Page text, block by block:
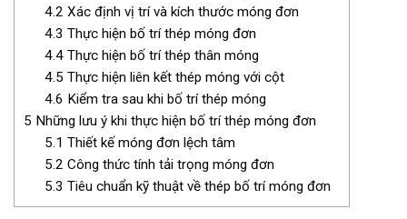
4.2 Xác định vị trí và kích thước móng đơn
4.3 Thực hiện bố trí thép móng đơn
4.4Thực hiện bố trí thép thân móng
4.5 Thực hiện liên kết thép móng với cột
4.6 Kiểm tra sau khi bố trí thép móng
5 Những lưu ý khi thực hiện bố trí thép móng đơn
5.1 Thiết kế móng đơn lệch tâm
5.2 Công thức tính tải trọng móng đơn
5.3 Tiêu chuẩn kỹ thuật về thép bố trí móng đơn